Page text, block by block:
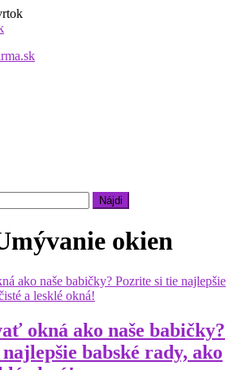
ženy
okien
okná ako naše babičky?
babské rady, ako